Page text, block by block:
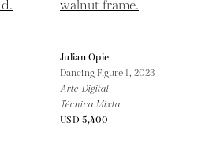
Julian Opie
Dancing Figure 1, 2023
Arte Digital
Técnica Mixta
USD 5,400